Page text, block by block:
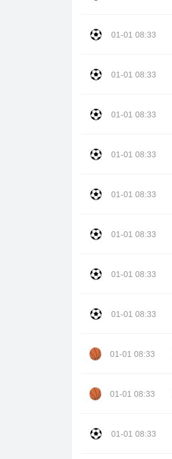
01-01 08:33
01-01 08:33
01-01 08:33
01-01 08:33
01-01 08:33
01-01 08:33
01-01 08:33
01-01 08:33
01-01 08:33
01-01 08:33
01-01 08:33